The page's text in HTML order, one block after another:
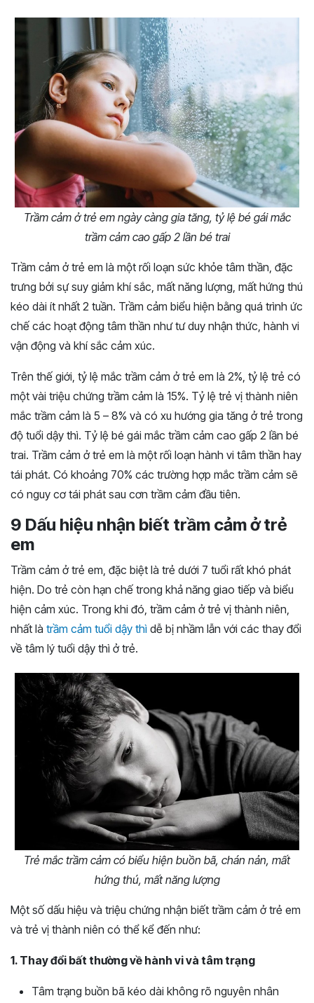
Trầm cảm ở trẻ em ngày càng gia tăng, tỷ lệ bé gái mắc
trầm cảm cao gấp 2 lần bé trai
Trầm cảm ở trẻ em là một rối loạn sức khỏe tâm thần, đặc
trưng bởi sự suy giảm khí sắc, mất năng lượng, mất hứng thú
kéo dài ít nhất 2 tuần. Trầm cảm biểu hiện bằng quá trình ức
chế các hoạt động tâm thần như tư duy nhận thức, hành vi
vận động và khí sắc cảm xúc.
Trên thế giới, tỷ lệ mắc trầm cảm ở trẻ em là 2%, tỷ lệ trẻ có
một vài triệu chứng trầm cảm là 15%. Tỷ lệ trẻ vị thành niên
mắc trầm cảm là 5 – 8% và có xu hướng gia tăng ở trẻ trong
độ tuổi dậy thì. Tỷ lệ bé gái mắc trầm cảm cao gấp 2 lần bé
trai. Trầm cảm ở trẻ em là một rối loạn hành vi tâm thần hay
tái phát. Có khoảng 70% các trường hợp mắc trầm cảm sẽ
có nguy cơ tái phát sau cơn trầm cảm đầu tiên.
9 Dấu hiệu nhận biết trầm cảm ở trẻ
em
Trầm cảm ở trẻ em, đặc biệt là trẻ dưới 7 tuổi rất khó phát
hiện. Do trẻ còn hạn chế trong khả năng giao tiếp và biểu
hiện cảm xúc. Trong khi đó, trầm cảm ở trẻ vị thành niên,
nhất là trầm cảm tuổi dậy thì dễ bị nhầm lẫn với các thay đổi
về tâm lý tuổi dậy thì ở trẻ.
Trẻ mắc trầm cảm có biểu hiện buồn bã, chán nản, mất
hứng thú, mất năng lượng
Một số dấu hiệu và triệu chứng nhận biết trầm cảm ở trẻ em
và trẻ vị thành niên có thể kể đến như:
1. Thay đổi bất thường về hành vi và tâm trạng
Tâm trạng buồn bã kéo dài không rõ nguyên nhân